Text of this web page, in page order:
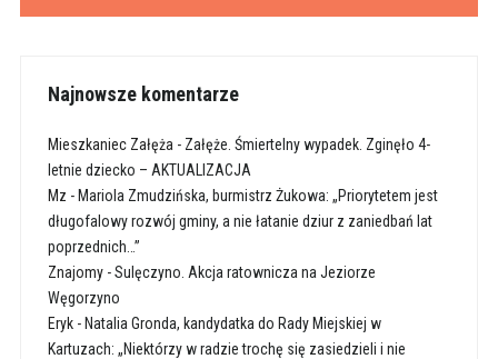
Najnowsze komentarze
Mieszkaniec Załęża - Załęże. Śmiertelny wypadek. Zginęło 4-
letnie dziecko – AKTUALIZACJA
Mz - Mariola Zmudzińska, burmistrz Żukowa: „Priorytetem jest
długofalowy rozwój gminy, a nie łatanie dziur z zaniedbań lat
poprzednich…”
Znajomy-Sulęczyno. Akcja ratownicza na Jeziorze
Węgorzyno
Eryk- Natalia Gronda, kandydatka do Rady Miejskiej w
Kartuzach: „Niektórzy w radzie trochę się zasiedzieli i nie